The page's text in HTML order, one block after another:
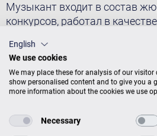
Музыкант входит в состав
конкурсов, работал в
Лос-Анджелесе. В настоящее
Павлик живет и работает в
В 2016 году вместе с
Шнабеля, который, как
почитателем инструментов
English
We use cookies
We may place these for analysis of our visitor
show personalised content and to give you a
more information about the cookies we use
Necessary